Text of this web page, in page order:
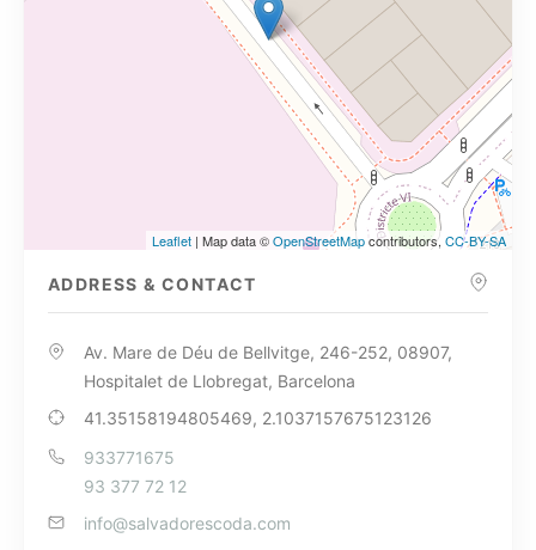
Leaflet | Map data ©OpenStreetMapcontributors, CC-BY-SA
ADDRESS & CONTACT
Av. Mare de Déu de Bellvitge, 246-252, 08907,
Hospitalet de Llobregat, Barcelona
41.35158194805469, 2.1037157675123126
933771675
93 377 72 12
info@salvadorescoda.com